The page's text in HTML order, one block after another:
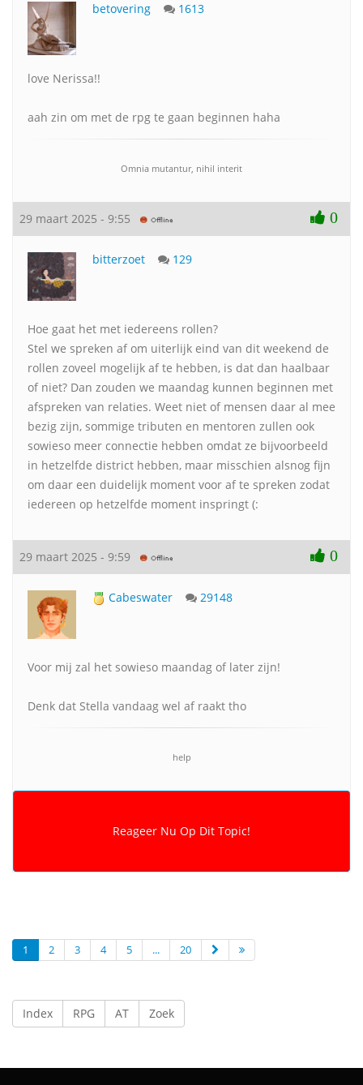
betovering 1613
love Nerissa!!
aah zin om met de rpg te gaan beginnen haha
Omnia mutantur, nihil interit
29 maart 2025 - 9:55 0
bitterzoet 129
Hoe gaat het met iedereens rollen?
Stel we spreken af om uiterlijk eind van dit weekend de
rollen zoveel mogelijk af te hebben, is dat dan haalbaar
of niet? Dan zouden we maandag kunnen beginnen met
afspreken van relaties. Weet niet of mensen daar al mee
bezig zijn, sommige tributen en mentoren zullen ook
sowieso meer connectie hebben omdat ze bijvoorbeeld
in hetzelfde district hebben, maar misschien alsnog fijn
om daar een duidelijk moment voor af te spreken zodat
iedereen op hetzelfde moment inspringt (:
29 maart 2025 - 9:59 0
Cabeswater 29148
Voor mij zal het sowieso maandag of later zijn!
Denk dat Stella vandaag wel af raakt tho
help
1 2 3 4 5 ... 20
Index RPG AT Zoek